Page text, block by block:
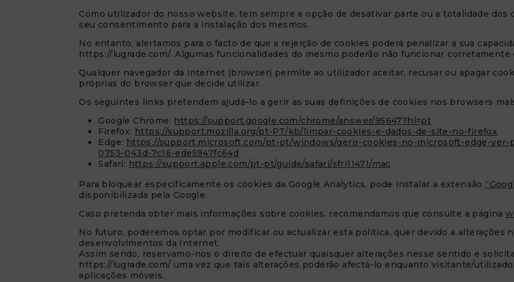
Como utilizador do nosso website, tem sempre a opção de desativar parte ou a totalidade dos
seu consentimento para a instalação dos mesmos.
No entanto, alertamos para o facto de que a rejeição de cookies poderá penalizar a sua
https://lugrade.com/. Algumas funcionalidades do mesmo poderão não funcionar
Qualquer navegador da internet (browser) permite ao utilizador aceitar, recusar ou apagar
próprias do browser que decide utilizar.
Os seguintes links pretendem ajudá-lo a gerir as suas definições de cookies nos browsers
Google Chrome: https://support.google.com/chrome/answer/95647?hl=pt
Firefox: https://support.mozilla.org/pt-PT/kb/limpar-cookies-e-dados-de-site-no-firefox
Edge: https://support.microsoft.com/pt-pt/windows/gerir-cookies-no-microsoft-edge-ver-
0753-043d-7c16-ede5947fc64d
Safari: https://support.apple.com/pt-pt/guide/safari/sfri11471/mac
Para bloquear especificamente os cookies da Google Analytics, pode instalar a extensão
disponibilizada pela Google.
Caso pretenda obter mais informações sobre cookies, recomendamos que consulte a página
No futuro, poderemos optar por modificar ou actualizar esta política, quer devido a alterações
desenvolvimentos da Internet.
Assim sendo, reservamo-nos o direito de efectuar quaisquer alterações nesse sentido e
https://lugrade.com/ uma vez que tais alterações poderão afectá-lo enquanto visitante/
aplicações móveis.